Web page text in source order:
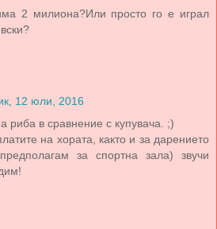
2 милиона?Или просто го е играл
12 юли, 2016
риба в сравнение с купувача. ;)
на хората, както и за дарението
за спортна зала) звучи